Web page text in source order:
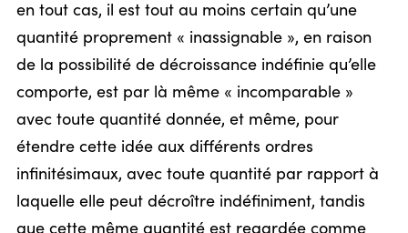
en tout cas, il est tout au moins certain qu’une
quantité proprement « inassignable », en raison
de la possibilité de décroissance indéfinie qu’elle
comporte, est par là même « incomparable »
avec toute quantité donnée, et même, pour
étendre cette idée aux différents ordres
infinitésimaux, avec toute quantité par rapport à
laquelle elle peut décroître indéfiniment, tandis
que cette même quantité est regardée comme